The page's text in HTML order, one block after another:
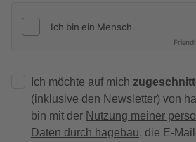
Ich möchte auf mich
(inklusive den Newsletter) von
bin mit der Nutzung meiner
Daten durch hagebau, die E-